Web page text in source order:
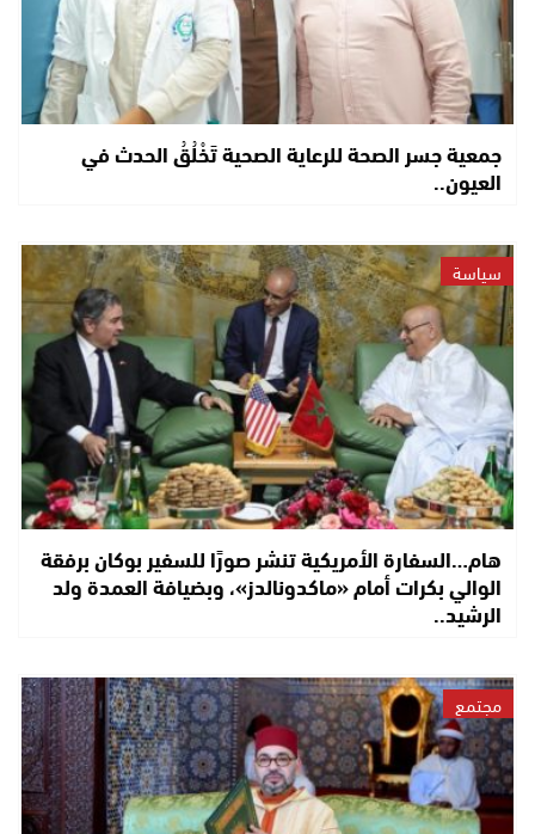
جمعية جسر الصحة للرعاية الصحية تَخْلُقُ الحدث في
العيون..
سياسة
هام…السفارة الأمريكية تنشر صورًا للسفير بوكان برفقة
الوالي بكرات أمام «ماكدونالدز»، وبضيافة العمدة ولد
الرشيد..
مجتمع